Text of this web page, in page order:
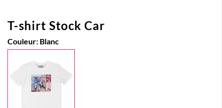
T-shirt Stock Car
Couleur: Blanc